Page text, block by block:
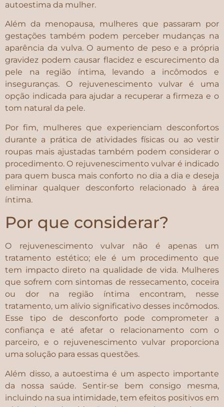
autoestima da mulher.
Além da menopausa, mulheres que passaram por
gestações também podem perceber mudanças na
aparência da vulva. O aumento de peso e a própria
gravidez podem causar flacidez e escurecimento da
pele na região íntima, levando a incômodos e
inseguranças. O rejuvenescimento vulvar é uma
opção indicada para ajudar a recuperar a firmeza e o
tom natural da pele.
Por fim, mulheres que experienciam desconfortos
durante a prática de atividades físicas ou ao vestir
roupas mais ajustadas também podem considerar o
procedimento. O rejuvenescimento vulvar é indicado
para quem busca mais conforto no dia a dia e deseja
eliminar qualquer desconforto relacionado à área
íntima.
Por que considerar?
O rejuvenescimento vulvar não é apenas um
tratamento estético; ele é um procedimento que
tem impacto direto na qualidade de vida. Mulheres
que sofrem com sintomas de ressecamento, coceira
ou dor na região íntima encontram, nesse
tratamento, um alívio significativo desses incômodos.
Esse tipo de desconforto pode comprometer a
confiança e até afetar o relacionamento com o
parceiro, e o rejuvenescimento vulvar proporciona
uma solução para essas questões.
Além disso, a autoestima é um aspecto importante
da nossa saúde. Sentir-se bem consigo mesma,
incluindo na sua intimidade, tem efeitos positivos em